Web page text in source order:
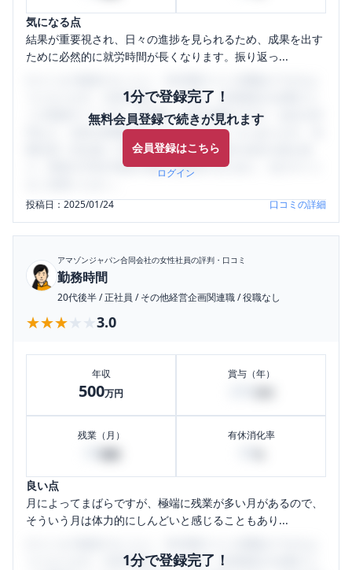
気になる点
結果が重要視され、日々の進捗を見られるため、成果を出す
ために必然的に就労時間が長くなります。振り返っ...
1分で登録完了！
無料会員登録で続きが見れます
会員登録はこちら
ログイン
うになります。SHEHUB(シーハブ)は、女性限定の企業口コ
ミの投稿サイトです。給与面・女性の働きやすさ・会社の評
判など、女性の転職は気にすべき点がたくさんあります。先
輩社員（元社員）の口コミを通して、本当の会社の姿を知
り、将来の不安や現在の悩みを解消するために、ぜひサイト
投稿日：2025/01/24 口コミの詳細
アマゾンジャパン合同会社の女性社員の評判・口コミ
勤務時間
20代後半/正社員 /その他経営企画関連職/役職なし
★★★★★
★★★★★ 3.0
年収
500万円
賞与（年）
残業（月） 有休消化率
良い点
月によってまばらですが、極端に残業が多い月があるので、
そういう月は体力的にしんどいと感じることもあり...
1分で登録完了！
うになります。SHEHUB(シーハブ)は、女性限定の企業口コ